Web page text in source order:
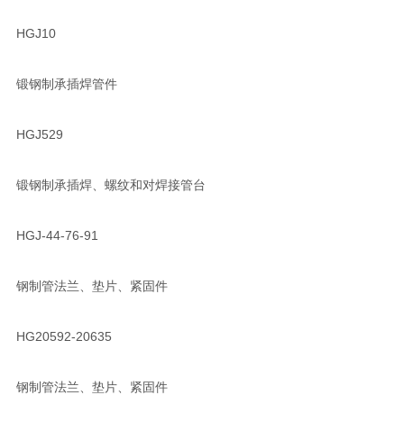
HGJ10
锻钢制承插焊管件
HGJ529
锻钢制承插焊、螺纹和对焊接管台
HGJ-44-76-91
钢制管法兰、垫片、紧固件
HG20592-20635
钢制管法兰、垫片、紧固件